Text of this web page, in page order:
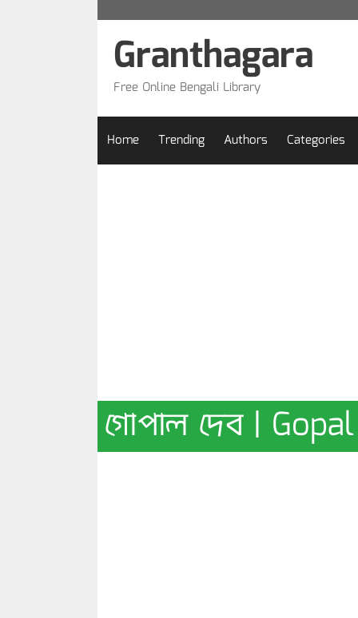
Granthagara
Free Online Bengali Library
Home Trending Authors Categories
গোপাল দেব |